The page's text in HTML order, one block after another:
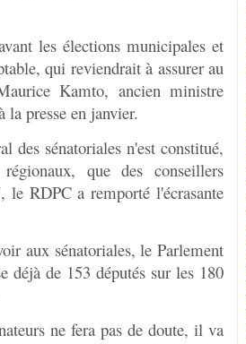
les élections municipales et
qui reviendrait à assurer au
Kamto, ancien ministre
la presse en janvier.
des sénatoriales n'est constitué,
que des conseillers
RDPC a remporté l'écrasante
aux sénatoriales, le Parlement
déjà de 153 députés sur les 180
ne fera pas de doute, il va